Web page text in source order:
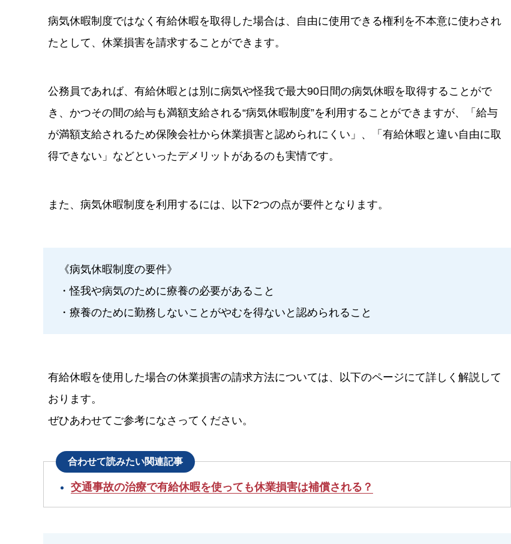
病気休暇制度ではなく有給休暇を取得した場合は、自由に使用できる権利を不本意に使わされ
たとして、休業損害を請求することができます。
公務員であれば、有給休暇とは別に病気や怪我で最大90日間の病気休暇を取得することがで
き、かつその間の給与も満額支給される“病気休暇制度”を利用することができますが、「給与
が満額支給されるため保険会社から休業損害と認められにくい」、「有給休暇と違い自由に取
得できない」などといったデメリットがあるのも実情です。
また、病気休暇制度を利用するには、以下2つの点が要件となります。
《病気休暇制度の要件》
・怪我や病気のために療養の必要があること
・療養のために勤務しないことがやむを得ないと認められること
有給休暇を使用した場合の休業損害の請求方法については、以下のページにて詳しく解説して
おります。
ぜひあわせてご参考になさってください。
合わせて読みたい関連記事
交通事故の治療で有給休暇を使っても休業損害は補償される？